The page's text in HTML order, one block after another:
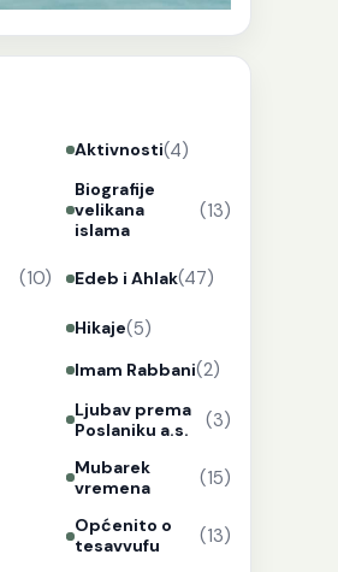
Aktivnosti(4)
Biografije
velikana
islama
(13)
(10) Edeb i Ahlak(47)
Hikaje(5)
Imam Rabbani(2)
Ljubav prema
Poslaniku a.s.
(3)
Mubarek
vremena
(15)
Općenito o
tesavvufu
(13)